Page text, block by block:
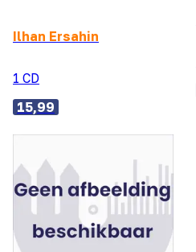
Ilhan Ersahin
1 CD
15,99